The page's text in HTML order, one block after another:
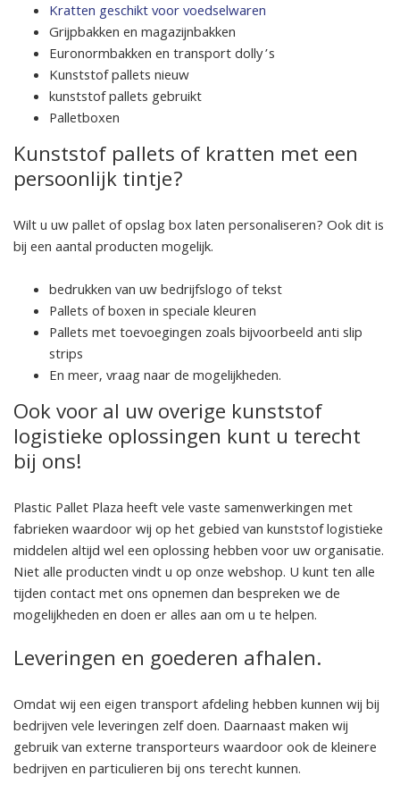
Kratten geschikt voor voedselwaren
Grijpbakken en magazijnbakken
Euronormbakken en transport dolly’s
Kunststof pallets nieuw
kunststof pallets gebruikt
Palletboxen
Kunststof pallets of kratten met een
persoonlijk tintje?
Wilt u uw pallet of opslag box laten personaliseren? Ook dit is
bij een aantal producten mogelijk.
bedrukken van uw bedrijfslogo of tekst
Pallets of boxen in speciale kleuren
Pallets met toevoegingen zoals bijvoorbeeld anti slip
strips
En meer, vraag naar de mogelijkheden.
Ook voor al uw overige kunststof
logistieke oplossingen kunt u terecht
bij ons!
Plastic Pallet Plaza heeft vele vaste samenwerkingen met
fabrieken waardoor wij op het gebied van kunststof logistieke
middelen altijd wel een oplossing hebben voor uw organisatie.
Niet alle producten vindt u op onze webshop. U kunt ten alle
tijden contact met ons opnemen dan bespreken we de
mogelijkheden en doen er alles aan om u te helpen.
Leveringen en goederen afhalen.
Omdat wij een eigen transport afdeling hebben kunnen wij bij
bedrijven vele leveringen zelf doen. Daarnaast maken wij
gebruik van externe transporteurs waardoor ook de kleinere
bedrijven en particulieren bij ons terecht kunnen.